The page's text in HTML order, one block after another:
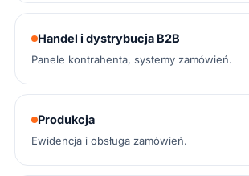
Handel i dystrybucja B2B
Panele kontrahenta, systemy zamówień.
Produkcja
Ewidencja i obsługa zamówień.